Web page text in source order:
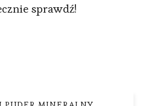
sprawdź!